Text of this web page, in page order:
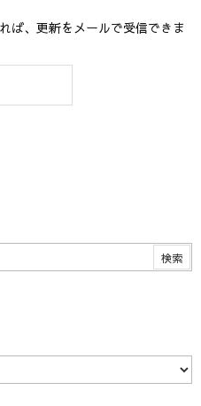
ば、更新をメールで受信できま